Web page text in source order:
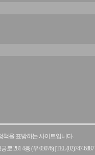
책을 표방하는 사이트입니다.
로 281 4층 (우 03076)| TEL (02)747-6887|